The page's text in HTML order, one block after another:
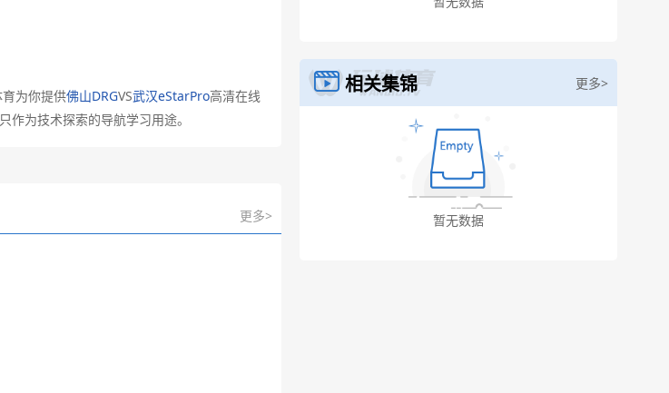
为你提供佛山DRGVS武汉eStarPro高清在线
作为技术探索的导航学习用途。
更多>
相关集锦 更多>